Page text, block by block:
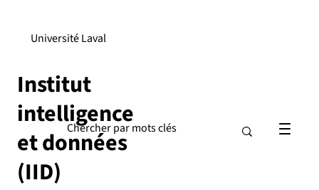
Institut
intelligence
et données
(IID)
Université Laval